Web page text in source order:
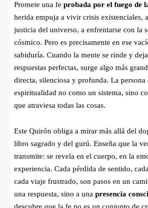
Promete una fe probada por el fuego de
herida empuja a vivir crisis existenciales,
justicia del universo, a enfrentarse con la
cósmico. Pero es precisamente en ese
sabiduría. Cuando la mente se rinde y
respuestas perfectas, surge algo más
directa, silenciosa y profunda. La persona
espiritualidad no como un sistema, sino
que atraviesa todas las cosas.
Este Quirón obliga a mirar más allá del
libro sagrado y del gurú. Enseña que la
transmite: se revela en el cuerpo, en la
experiencia. Cada pérdida de sentido,
cada viaje frustrado, son pasos en un
una respuesta, sino a una presencia